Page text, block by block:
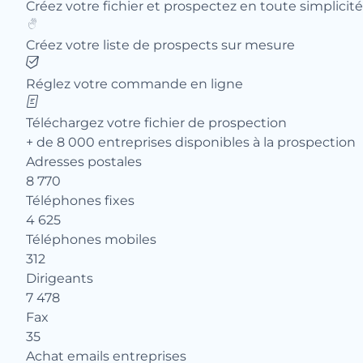
Créez votre fichier et prospectez en toute
Créez votre liste de prospects sur mesure
Réglez votre commande en ligne
Téléchargez votre fichier de prospection
+ de 8 000 entreprises disponibles à la prospection
Adresses postales
8 770
Téléphones fixes
4 625
Téléphones mobiles
312
Dirigeants
7 478
Fax
35
Achat emails entreprises